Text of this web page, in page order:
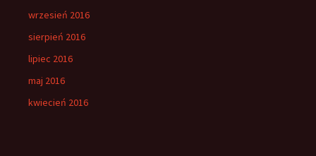
wrzesień 2016
sierpień 2016
lipiec 2016
maj 2016
kwiecień 2016